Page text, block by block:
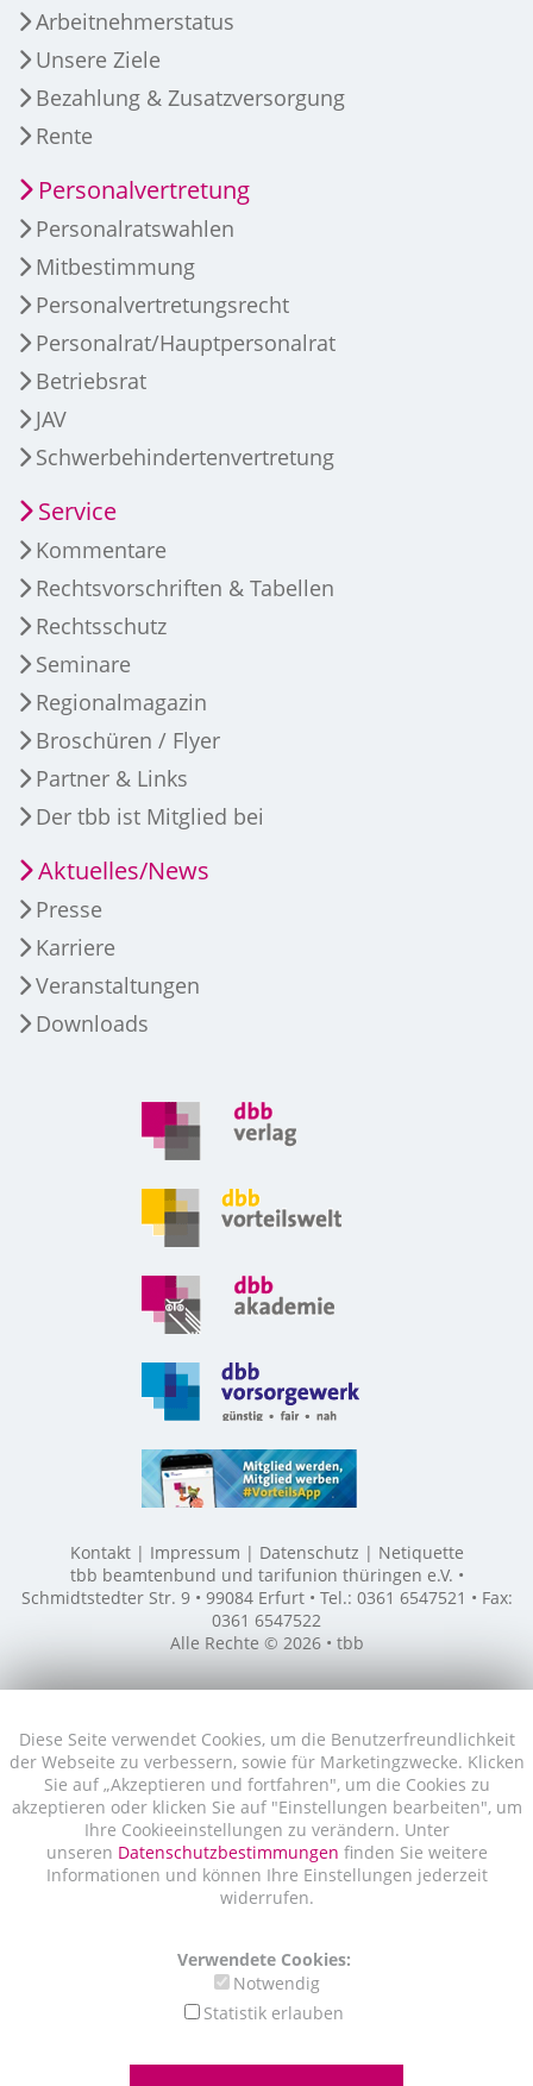
Diese Seite verwendet Cookies, um die Benutzerfreundlichkeit
der Webseite zu verbessern, sowie für Marketingzwecke. Klicken
Sie auf „Akzeptieren und fortfahren", um die Cookies zu
akzeptieren oder klicken Sie auf "Einstellungen bearbeiten", um
Ihre Cookieeinstellungen zu verändern. Unter
unseren Datenschutzbestimmungen finden Sie weitere
Informationen und können Ihre Einstellungen jederzeit
widerrufen.
Verwendete Cookies:
Notwendig
Statistik erlauben
Arbeitnehmerstatus
Unsere Ziele
Bezahlung & Zusatzversorgung
Rente
Personalvertretung
Personalratswahlen
Mitbestimmung
Personalvertretungsrecht
Personalrat/Hauptpersonalrat
Betriebsrat
JAV
Schwerbehindertenvertretung
Service
Kommentare
Rechtsvorschriften & Tabellen
Rechtsschutz
Seminare
Regionalmagazin
Broschüren / Flyer
Partner & Links
Der tbb ist Mitglied bei
Aktuelles/News
Presse
Karriere
Veranstaltungen
Downloads
Kontakt Impressum Datenschutz
Netiquette
tbb beamtenbund und tarifunion thüringen e.V. •
Schmidtstedter Str. 9 • 99084 Erfurt • Tel.: 0361 6547521 • Fax:
0361 6547522
Alle Rechte © 2026 • tbb